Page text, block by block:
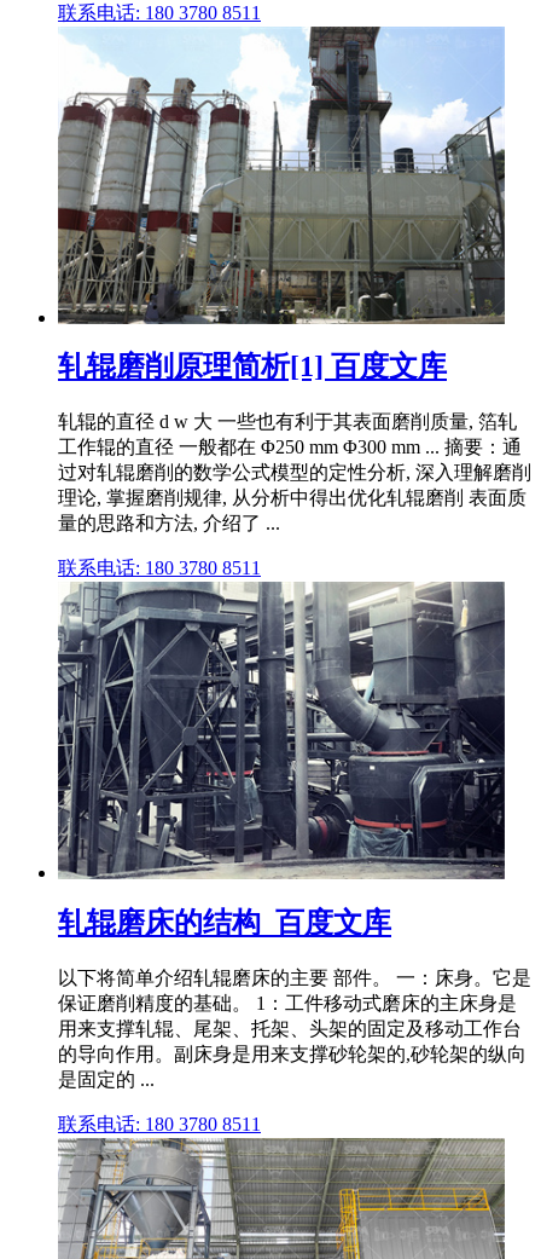
联系电话: 180 3780 8511
轧辊磨削原理简析[1] 百度文库
轧辊的直径 d w 大 一些也有利于其表面磨削质量, 箔轧
工作辊的直径 一般都在 Φ250 mm Φ300 mm ... 摘要：通
过对轧辊磨削的数学公式模型的定性分析, 深入理解磨削
理论, 掌握磨削规律, 从分析中得出优化轧辊磨削 表面质
量的思路和方法, 介绍了 ...
联系电话: 180 3780 8511
轧辊磨床的结构_百度文库
以下将简单介绍轧辊磨床的主要 部件。 一：床身。它是
保证磨削精度的基础。 1：工件移动式磨床的主床身是
用来支撑轧辊、尾架、托架、头架的固定及移动工作台
的导向作用。副床身是用来支撑砂轮架的,砂轮架的纵向
是固定的 ...
联系电话: 180 3780 8511